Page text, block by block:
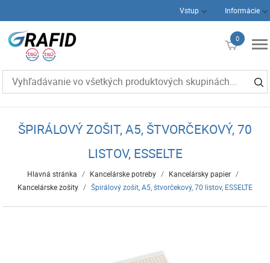
Vstup Informácie
0
€0
ŠPIRÁLOVÝ ZOŠIT, A5, ŠTVORČEKOVÝ, 70
LISTOV, ESSELTE
Hlavná stránka / Kancelárske potreby / Kancelársky papier /
Kancelárske zošity / Špirálový zošit, A5, štvorčekový, 70 listov, ESSELTE